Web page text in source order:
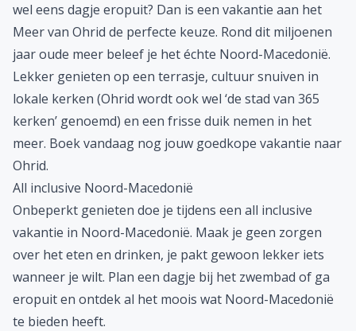
Vakantie aan het Meer van Ohrid
Houd je van een zorgeloze vakantie? En wil je ook nog
wel eens dagje eropuit? Dan is een vakantie aan het
Meer van Ohrid de perfecte keuze. Rond dit miljoenen
jaar oude meer beleef je het échte Noord-Macedonië.
Lekker genieten op een terrasje, cultuur snuiven in
lokale kerken (Ohrid wordt ook wel ‘de stad van 365
kerken’ genoemd) en een frisse duik nemen in het
meer. Boek vandaag nog jouw goedkope vakantienaar
Ohrid.